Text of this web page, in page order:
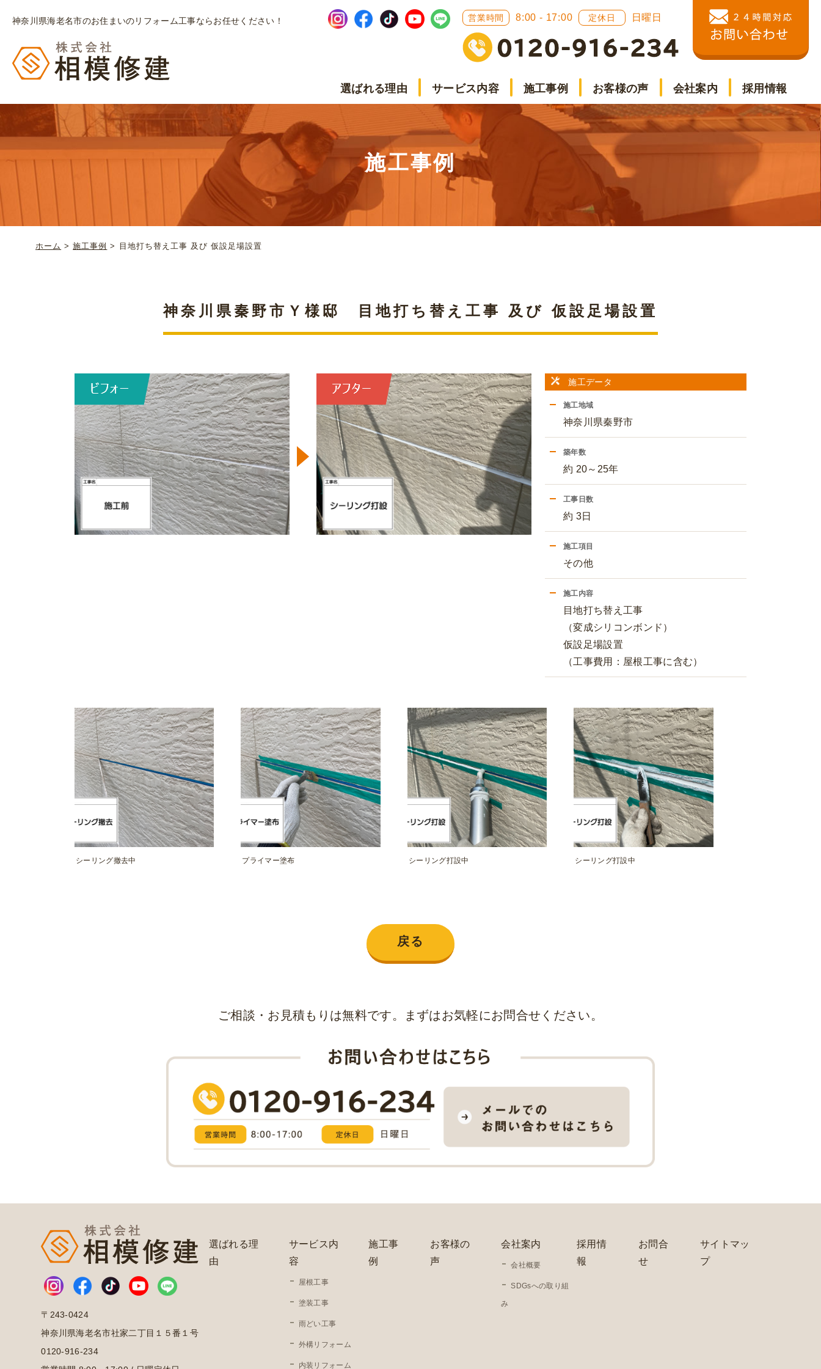
神奈川県海老名市のお住まいのリフォーム工事ならお任せください！ 営業時間 8:00 - 17:00 定休日 日曜日
選ばれる理由 サービス内容 施工事例 お客様の声 会社案内 採用情報
施工事例
ホーム >施工事例 > 目地打ち替え工事 及び 仮設足場設置
神奈川県秦野市Ｙ様邸 目地打ち替え工事 及び 仮設足場設置
施工データ
施工地域
神奈川県秦野市
築年数
約 20～25年
工事日数
約 3日
施工項目
その他
施工内容
目地打ち替え工事
（変成シリコンボンド）
仮設足場設置
（工事費用：屋根工事に含む）
シーリング撤去中 プライマー塗布 シーリング打設中 シーリング打設中
戻る
ご相談・お見積もりは無料です。まずはお気軽にお問合せください。
〒243-0424
神奈川県海老名市社家二丁目１５番１号
0120-916-234
選ばれる理
由
サービス内
容
屋根工事
塗装工事
雨どい工事
外構リフォーム
内装リフォーム
施工事
例
お客様の
声
会社案内
会社概要
SDGsへの取り組
み
採用情
報
お問合
せ
サイトマッ
プ